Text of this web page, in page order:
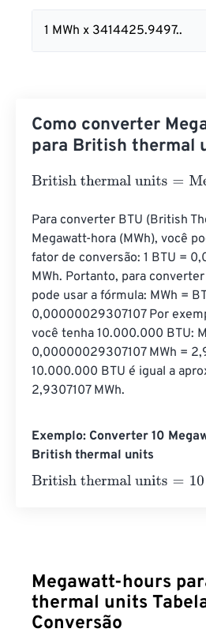
1 MWh x 3414425.9497..
Como converter
para British thermal
British thermal units=
Para converter BTU (British
Megawatt-hora (MWh), você
fator de conversão: 1 BTU =
MWh. Portanto, para
pode usar a fórmula: MWh =
0,00000029307107 Por
você tenha 10.000.000 BTU:
0,00000029307107 MWh =
10.000.000 BTU é igual a
2,9307107 MWh.
Exemplo: Converter 10
British thermal units
British thermal units=10
Megawatt-hours
thermal units
Conversão